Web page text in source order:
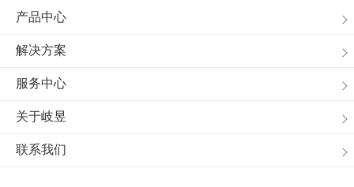
产品中心
解决方案
服务中心
关于岐昱
联系我们